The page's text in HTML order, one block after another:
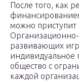
После того, как
можно приступит
развивающих
индивидуальное
общество с
каждой